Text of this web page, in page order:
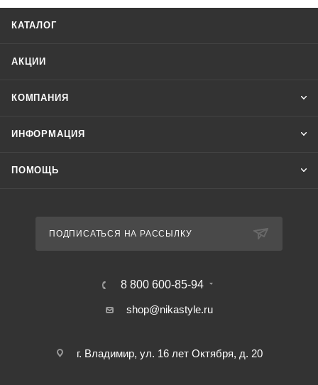
КАТАЛОГ
АКЦИИ
КОМПАНИЯ
ИНФОРМАЦИЯ
ПОМОЩЬ
ПОДПИСАТЬСЯ НА РАССЫЛКУ
8 800 600-85-94
shop@nikastyle.ru
г. Владимир, ул. 16 лет Октября, д. 20